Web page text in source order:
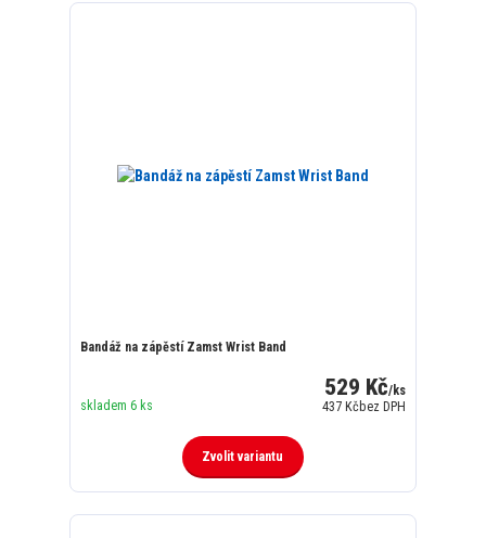
Bandáž na zápěstí Zamst Wrist Band
529 Kč/ks
437 Kčbez DPH
skladem 6 ks
Zvolit variantu